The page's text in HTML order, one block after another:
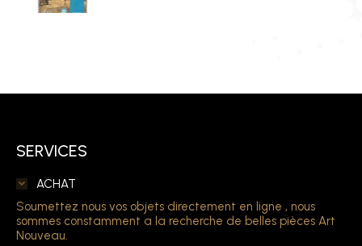
SERVICES
ACHAT
Soumettez nous vos objets directement en ligne , nous
sommes constamment a la recherche de belles pièces Art
Nouveau.